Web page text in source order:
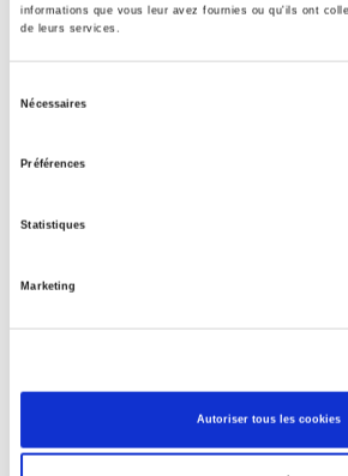
informations que vous leur avez fournies ou qu'ils ont
de leurs services.
Nécessaires
Préférences
Statistiques
Marketing
Autoriser tous les cookies
Managing editor
French
>International>Africa
>History